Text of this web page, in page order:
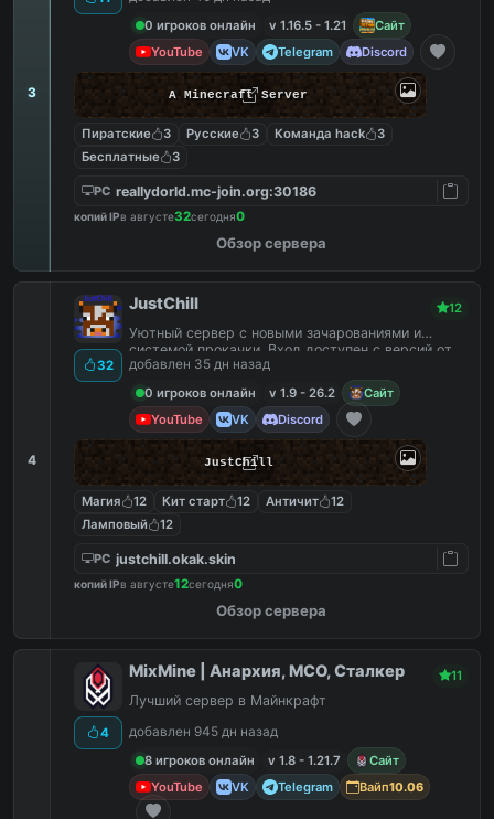
3
0 игроков онлайн
v 1.16.5 - 1.21
Сайт
YouTube
VK Telegram Discord
A Minecraft Server
Пиратские 3 Русские 3 Команда hack
3
Бесплатные
3
PC reallydorld.mc-join.org:30186
копий IPв августе32сегодня0
Обзор сервера
4
32
JustChill 12
Уютный сервер с новыми зачарованиями и
системой прокачки. Вход доступен с версий от
1.9 до 26.2
добавлен 35 дн назад
0 игроков онлайн
v 1.9 - 26.2
Сайт
YouTube
VK Discord
JustChill
Магия 12 Кит старт 12 Античит
12
Ламповый
12
PC justchill.okak.skin
копий IPв августе12сегодня0
Обзор сервера
4
MixMine | Анархия, МСО, Сталкер 11
Лучший сервер в Майнкрафт
добавлен 945 дн назад
8 игроков онлайн
v 1.8 - 1.21.7
Сайт
YouTube
VK Telegram Вайп10.06